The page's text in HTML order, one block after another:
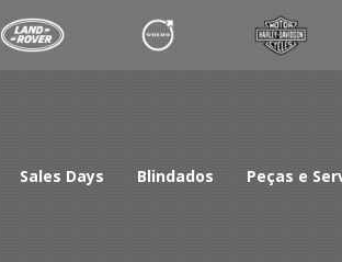
Sales Days Blindados Peças e